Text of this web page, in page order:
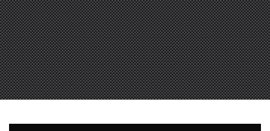
Full #only 51000 km